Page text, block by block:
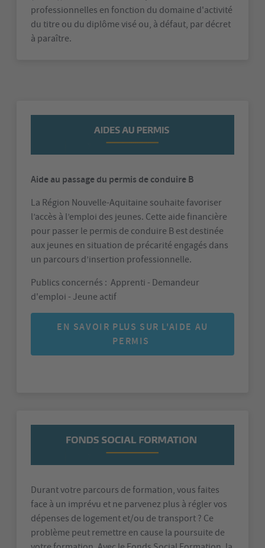
professionnelles en fonction du domaine d'activité
du titre ou du diplôme visé ou, à défaut, par décret
à paraître.
Aide au passage du permis de conduire B
La Région Nouvelle-Aquitaine souhaite favoriser
l’accès à l’emploi des jeunes. Cette aide financière
pour passer le permis de conduire B est destinée
aux jeunes en situation de précarité engagés dans
un parcours d’insertion professionnelle.
Publics concernés : Apprenti - Demandeur
d'emploi - Jeune actif
EN SAVOIR PLUS SUR L'AIDE AU
PERMIS
Durant votre parcours de formation, vous faites
face à un imprévu et ne parvenez plus à régler vos
dépenses de logement et/ou de transport ? Ce
problème peut remettre en cause la poursuite de